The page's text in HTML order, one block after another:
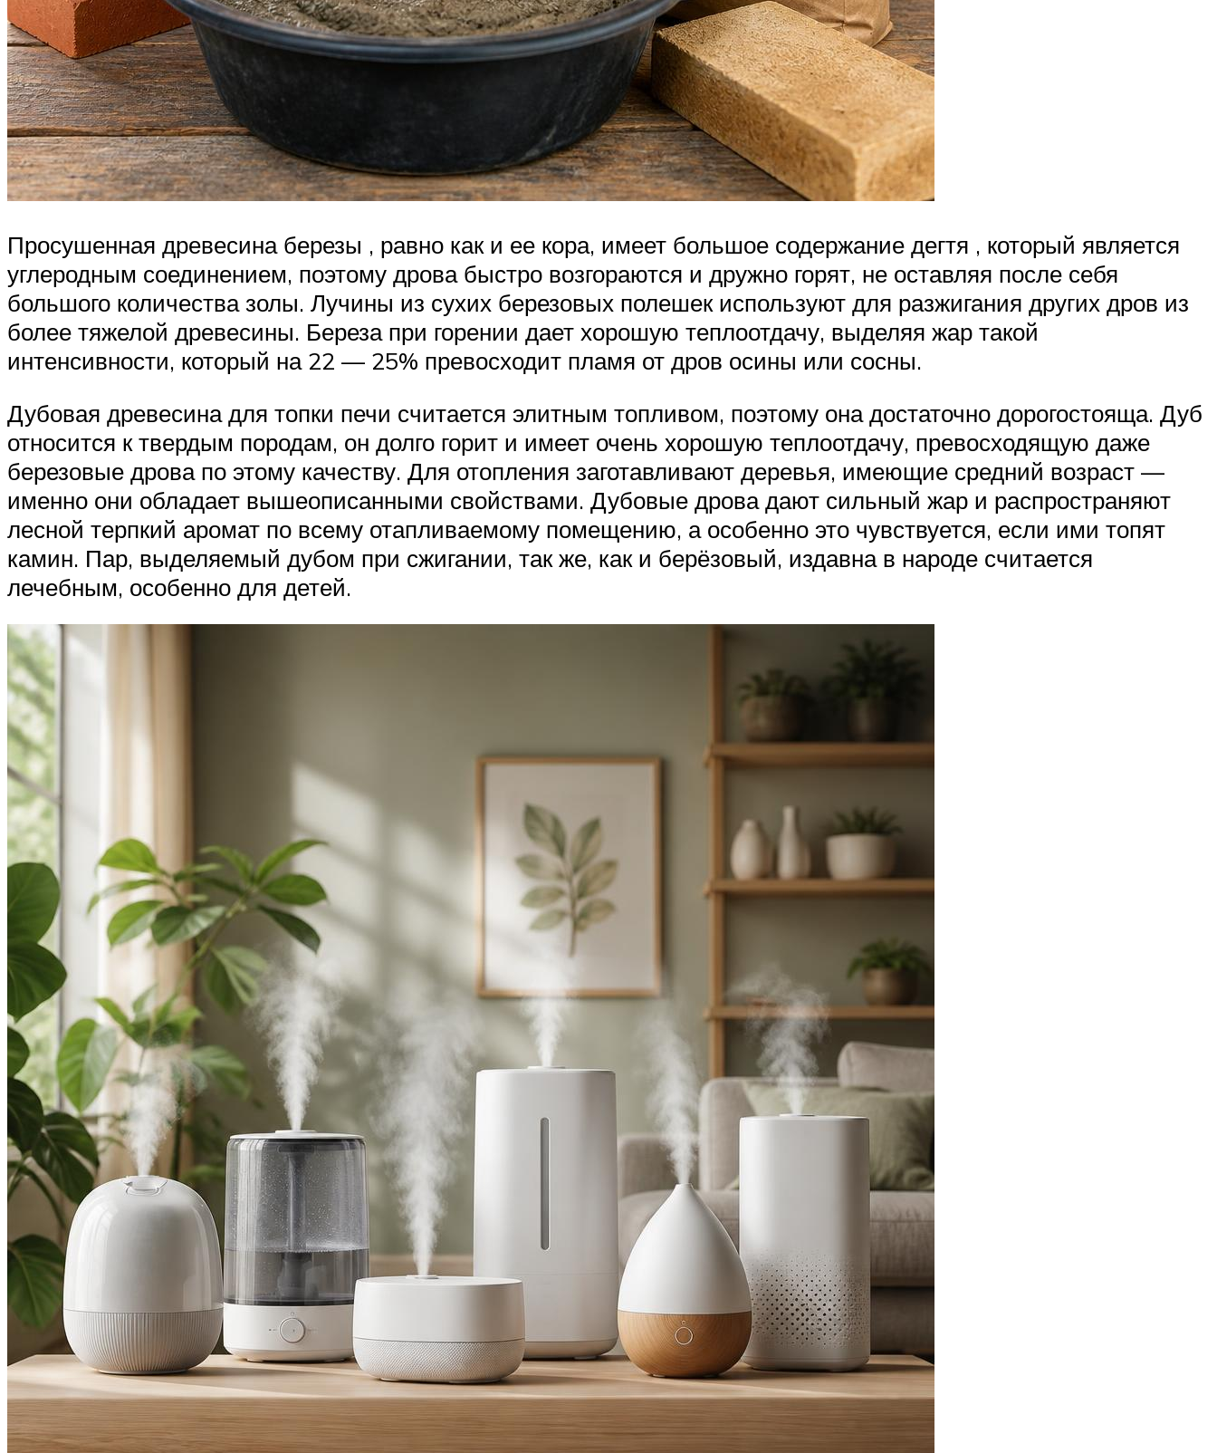
Просушенная древесина березы , равно как и ее кора, имеет большое содержание дегтя , который является
углеродным соединением, поэтому дрова быстро возгораются и дружно горят, не оставляя после себя
большого количества золы. Лучины из сухих березовых полешек используют для разжигания других дров из
более тяжелой древесины. Береза при горении дает хорошую теплоотдачу, выделяя жар такой
интенсивности, который на 22 — 25% превосходит пламя от дров осины или сосны.
Дубовая древесина для топки печи считается элитным топливом, поэтому она достаточно дорогостояща. Дуб
относится к твердым породам, он долго горит и имеет очень хорошую теплоотдачу, превосходящую даже
березовые дрова по этому качеству. Для отопления заготавливают деревья, имеющие средний возраст —
именно они обладает вышеописанными свойствами. Дубовые дрова дают сильный жар и распространяют
лесной терпкий аромат по всему отапливаемому помещению, а особенно это чувствуется, если ими топят
камин. Пар, выделяемый дубом при сжигании, так же, как и берёзовый, издавна в народе считается
лечебным, особенно для детей.